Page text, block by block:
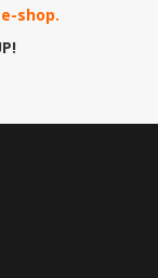
shop.